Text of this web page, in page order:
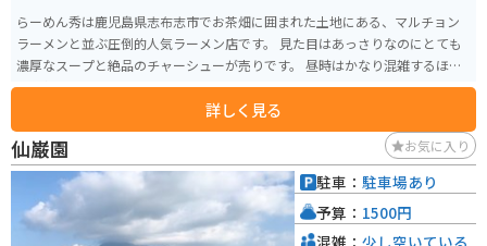
らーめん秀は鹿児島県志布志市でお茶畑に囲まれた土地にある、マルチョン
ラーメンと並ぶ圧倒的人気ラーメン店です。 見た目はあっさりなのにとても
濃厚なスープと絶品のチャーシューが売りです。 昼時はかなり混雑するほど
の人気店です。
詳しく見る
仙巌園 お気に入り
駐車： 駐車場あり
予算： 1500円
混雑： 少し空いている